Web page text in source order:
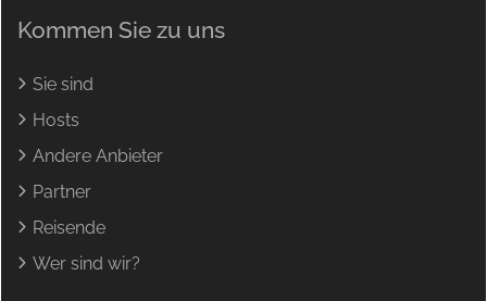
Kommen Sie zu uns
Sie sind
Hosts
Andere Anbieter
Partner
Reisende
Wer sind wir?